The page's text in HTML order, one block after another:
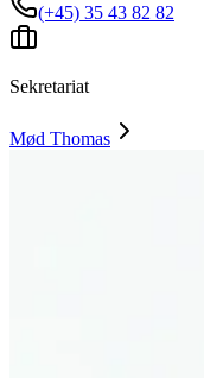
(+45) 35 43 82 82
Sekretariat
Mød Thomas